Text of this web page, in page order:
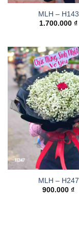
MLH – H143
1.700.000 ₫
MLH – H247
900.000 ₫